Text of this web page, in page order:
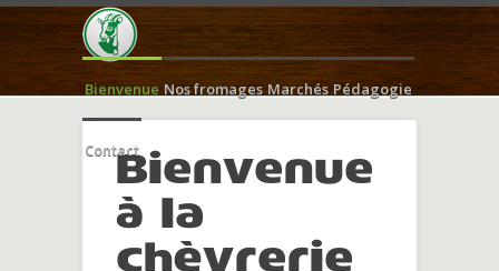
Bienvenue Nos fromages Marchés Pédagogie
ContactBienvenue
à la
chèvrerie